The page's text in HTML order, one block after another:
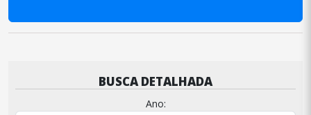
BUSCA DETALHADA
Ano: